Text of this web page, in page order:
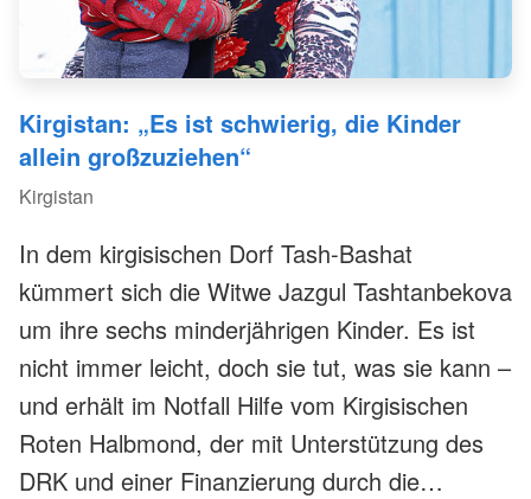
Kirgistan: „Es ist schwierig, die Kinder
allein großzuziehen“
Kirgistan
In dem kirgisischen Dorf Tash-Bashat
kümmert sich die Witwe Jazgul Tashtanbekova
um ihre sechs minderjährigen Kinder. Es ist
nicht immer leicht, doch sie tut, was sie kann –
und erhält im Notfall Hilfe vom Kirgisischen
Roten Halbmond, der mit Unterstützung des
DRK und einer Finanzierung durch die